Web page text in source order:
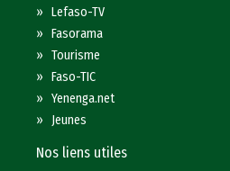
»Lefaso-TV
»Fasorama
»Tourisme
»Faso-TIC
»Yenenga.net
» Jeunes
Nos liens utiles